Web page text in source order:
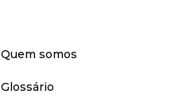
Quem somos
Glossário